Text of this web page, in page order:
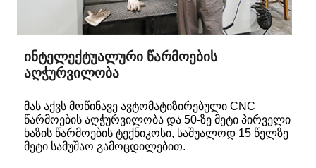
ინტელექტუალური წარმოების
აღჭურვილობა
მას აქვს მოწინავე ავტომატიზირებული CNC
წარმოების აღჭურვილობა და 50-ზე მეტი პირველი
ხაზის წარმოების ტექნიკოსი, საშუალოდ 15 წელზე
მეტი სამუშაო გამოცდილებით.